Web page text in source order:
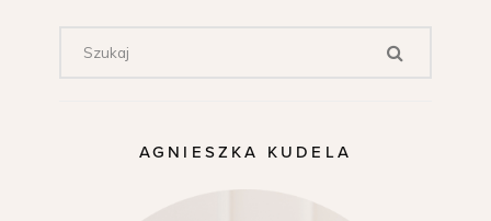
AGNIESZKA KUDELA